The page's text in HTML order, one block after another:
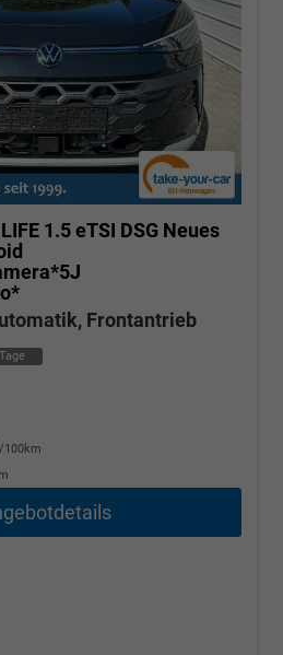
LIFE 1.5 eTSI DSG Neues
Frontantrieb
100km